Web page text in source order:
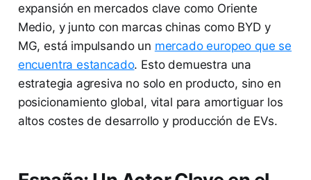
expansión en mercados clave como Oriente
Medio, y junto con marcas chinas como BYD y
MG, está impulsando un mercado europeo que se
encuentra estancado. Esto demuestra una
estrategia agresiva no solo en producto, sino en
posicionamiento global, vital para amortiguar los
altos costes de desarrollo y producción de EVs.